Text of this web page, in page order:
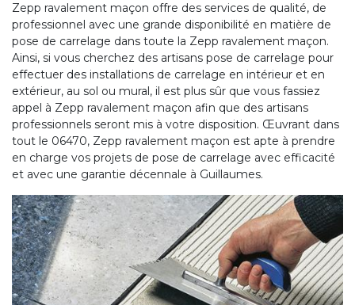
Zepp ravalement maçon offre des services de qualité, de
professionnel avec une grande disponibilité en matière de
pose de carrelage dans toute la Zepp ravalement maçon.
Ainsi, si vous cherchez des artisans pose de carrelage pour
effectuer des installations de carrelage en intérieur et en
extérieur, au sol ou mural, il est plus sûr que vous fassiez
appel à Zepp ravalement maçon afin que des artisans
professionnels seront mis à votre disposition. Œuvrant dans
tout le 06470, Zepp ravalement maçon est apte à prendre
en charge vos projets de pose de carrelage avec efficacité
et avec une garantie décennale à Guillaumes.